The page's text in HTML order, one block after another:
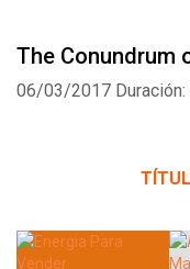
The Conundrum
06/03/2017